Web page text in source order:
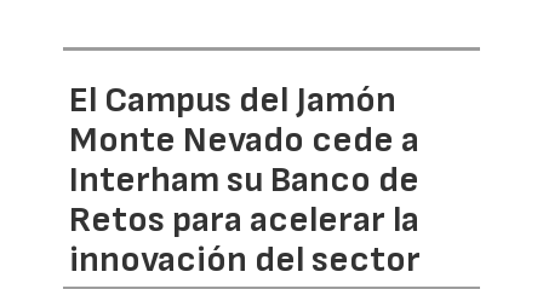
El Campus del Jamón
Monte Nevado cede a
Interham su Banco de
Retos para acelerar la
innovación del sector